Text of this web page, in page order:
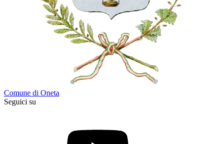
Comune di Oneta
Seguici su